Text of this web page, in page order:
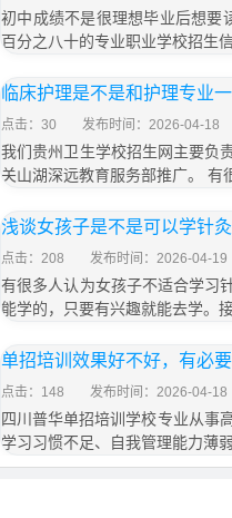
初中成绩不是很理想毕业后想要
百分之八十的专业职业学校招
临床护理是不是和护理专业
点击：30 发布时间：2026-04-18
我们贵州卫生学校招生网主要负
关山湖深远教育服务部推广。 有
浅谈女孩子是不是可以学针
点击：208 发布时间：2026-04-19
有很多人认为女孩子不适合学习
能学的，只要有兴趣就能去学。
单招培训效果好不好，有必
点击：148 发布时间：2026-04-18
四川普华单招培训学校专业从事
学习习惯不足、自我管理能力薄